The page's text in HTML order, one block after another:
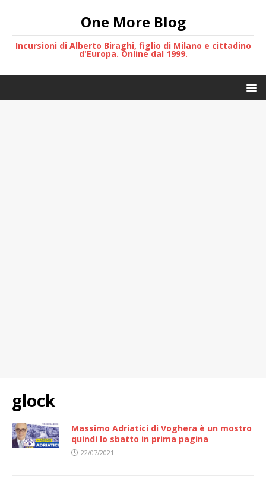
One More Blog
Incursioni di Alberto Biraghi, figlio di Milano e cittadino
d'Europa. Online dal 1999.
glock
Massimo Adriatici di Voghera è un mostro
quindi lo sbatto in prima pagina
22/07/2021